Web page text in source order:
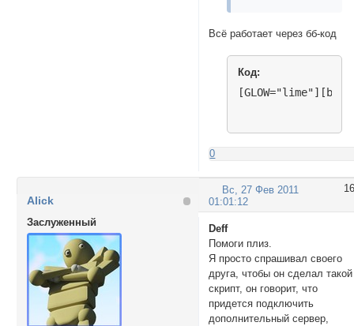
Всё работает через бб-код
Код:
0
16
Вс, 27 Фев 2011
01:01:12
Alick
Заслуженный
Deff
Помоги плиз.
Я просто спрашивал своего
друга, чтобы он сделал такой
скрипт, он говорит, что
придется подключить
дополнительный сервер,